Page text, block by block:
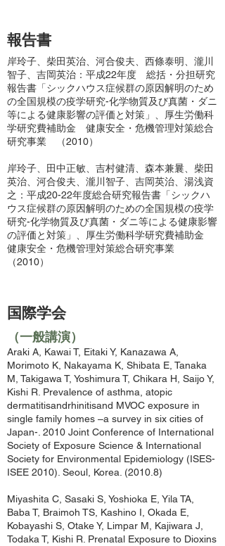
報告書
岸玲子、柴田英治、河合俊夫、西條泰明、瀧川
智子、吉岡英治：平成22年度 総括・分担研究
報告書「シックハウス症候群の原因解明のため
の全国規模の疫学研究-化学物質及び真菌・ダニ
等による健康影響の評価と対策」、厚生労働科
学研究費補助金 健康安全・危機管理対策総合
研究事業 （2010）
岸玲子、田中正敏、吉村健清、森本兼曩、柴田
英治、河合俊夫、瀧川智子、吉岡英治、湯浅資
之：平成20-22年度総合研究報告書「シックハ
ウス症候群の原因解明のための全国規模の疫学
研究-化学物質及び真菌・ダニ等による健康影響
の評価と対策」、厚生労働科学研究費補助金
健康安全・危機管理対策総合研究事業
（2010）
国際学会
（一般講演）
Araki A, Kawai T, Eitaki Y, Kanazawa A,
Morimoto K, Nakayama K, Shibata E, Tanaka
M, Takigawa T, Yoshimura T, Chikara H, Saijo Y,
Kishi R. Prevalence of asthma, atopic
dermatitisandrhinitisand MVOC exposure in
single family homes –a survey in six cities of
Japan-. 2010 Joint Conference of International
Society of Exposure Science & International
Society for Environmental Epidemiology (ISES-
ISEE 2010). Seoul, Korea. (2010.8)
Miyashita C, Sasaki S, Yoshioka E, Yila TA,
Baba T, Braimoh TS, Kashino I, Okada E,
Kobayashi S, Otake Y, Limpar M, Kajiwara J,
Todaka T, Kishi R. Prenatal Exposure to Dioxins